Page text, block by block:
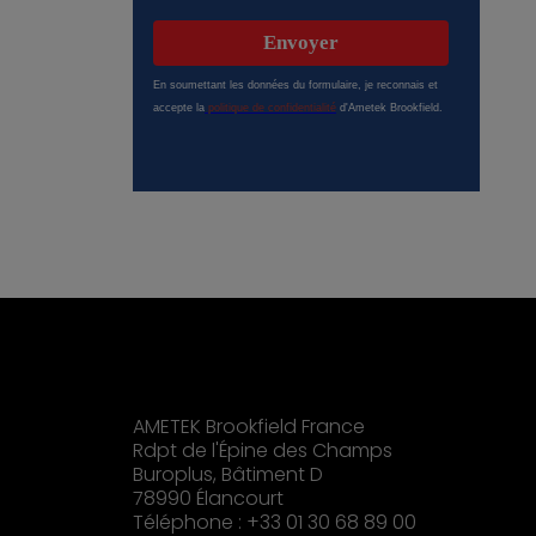
AMETEK Brookfield France
Rdpt de l'Épine des Champs
Buroplus, Bâtiment D
78990 Élancourt
Téléphone : +33 01 30 68 89 00